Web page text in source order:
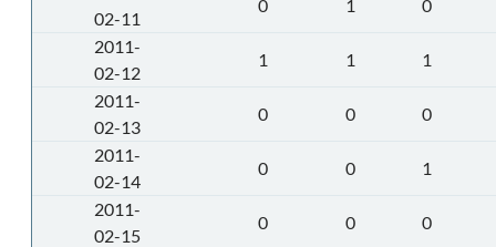
02-11
0 1
0
2011-
02-12
1 1
1
2011-
02-13
0 0
0
2011-
02-14
0 0
1
2011-
02-15
0 0
0